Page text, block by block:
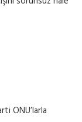
ONU’larla